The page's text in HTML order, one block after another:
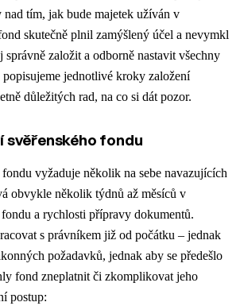
tím, jak bude majetek užíván v
skutečně plnil zamýšlený účel a nevymkl
správně založit a odborně nastavit všechny
jednotlivé kroky založení
důležitých rad, na co si dát pozor.
svěřenského fondu
vyžaduje několik na sebe navazujících
obvykle několik týdnů až měsíců v
a rychlosti přípravy dokumentů.
s právníkem již od počátku – jednak
požadavků, jednak aby se předešlo
fond zneplatnit či zkomplikovat jeho
postup: